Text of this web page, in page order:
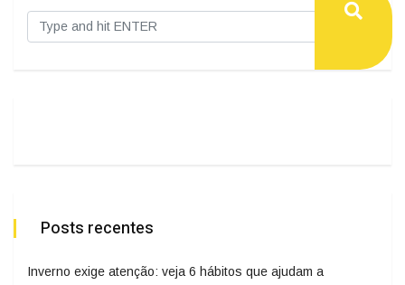
Posts recentes
Inverno exige atenção: veja 6 hábitos que ajudam a